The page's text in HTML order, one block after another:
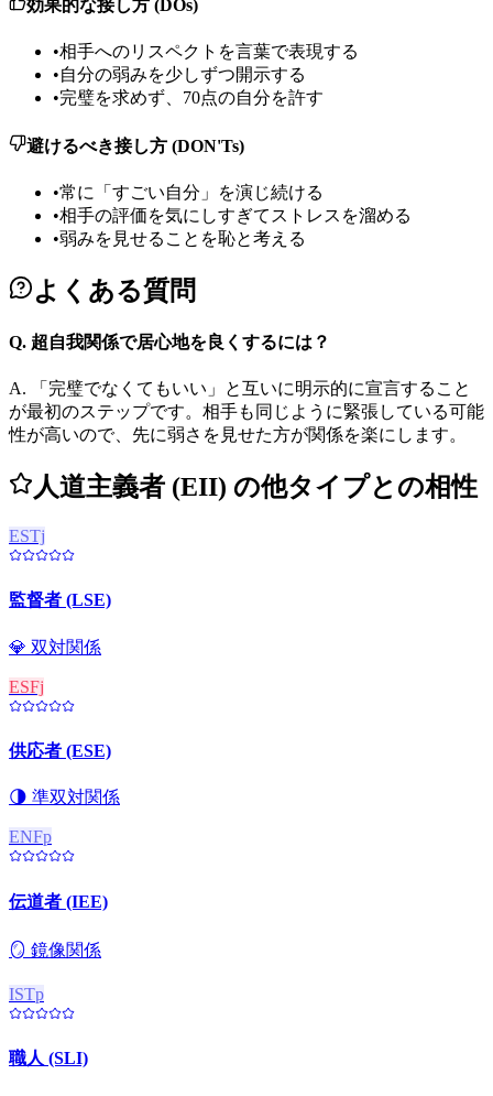
効果的な接し方 (DOs)
•相手へのリスペクトを言葉で表現する
•自分の弱みを少しずつ開示する
•完璧を求めず、70点の自分を許す
避けるべき接し方 (DON'Ts)
•常に「すごい自分」を演じ続ける
•相手の評価を気にしすぎてストレスを溜める
•弱みを見せることを恥と考える
よくある質問
Q. 超自我関係で居心地を良くするには？
A.
「完璧でなくてもいい」と互いに明示的に宣言すること
が最初のステップです。相手も同じように緊張している可能
性が高いので、先に弱さを見せた方が関係を楽にします。
人道主義者 (EII) の他タイプとの相性
ESTj
監督者 (LSE)
💎 双対関係
ESFj
供応者 (ESE)
🌗 準双対関係
ENFp
伝道者 (IEE)
🪞 鏡像関係
ISTp
職人 (SLI)